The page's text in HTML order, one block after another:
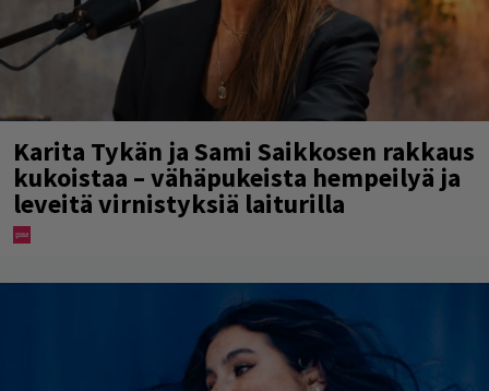
Karita Tykän ja Sami Saikkosen rakkaus
kukoistaa – vähäpukeista hempeilyä ja
leveitä virnistyksiä laiturilla